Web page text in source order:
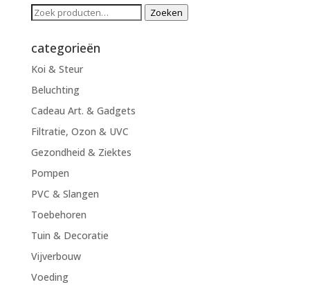
Zoeken
Zoeken
categorieën
Koi & Steur
Beluchting
Cadeau Art. & Gadgets
Filtratie, Ozon & UVC
Gezondheid & Ziektes
Pompen
PVC & Slangen
Toebehoren
Tuin & Decoratie
Vijverbouw
Voeding